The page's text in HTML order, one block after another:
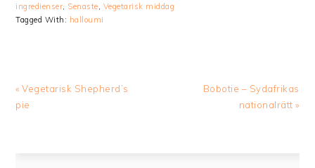
ingredienser Senaste Vegetarisk middag
Tagged With: halloumi
Previous
Post:
« Vegetarisk Shepherd’s
pie
Next
Bobotie – Sydafrikas
nationalrätt »